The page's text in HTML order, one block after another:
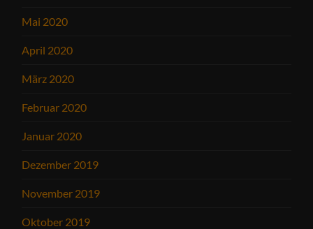
Mai 2020
April 2020
März 2020
Februar 2020
Januar 2020
Dezember 2019
November 2019
Oktober 2019